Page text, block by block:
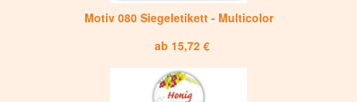
Motiv 080 Siegeletikett - Multicolor
ab 15,72 €